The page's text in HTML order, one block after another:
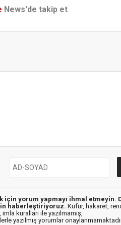
News'de takip et
yorum yapmayı ihmal etmeyin.
haberleştiriyoruz. Küfür, hakaret,
kuralları ile yazılmamış,
yazılmış yorumlar